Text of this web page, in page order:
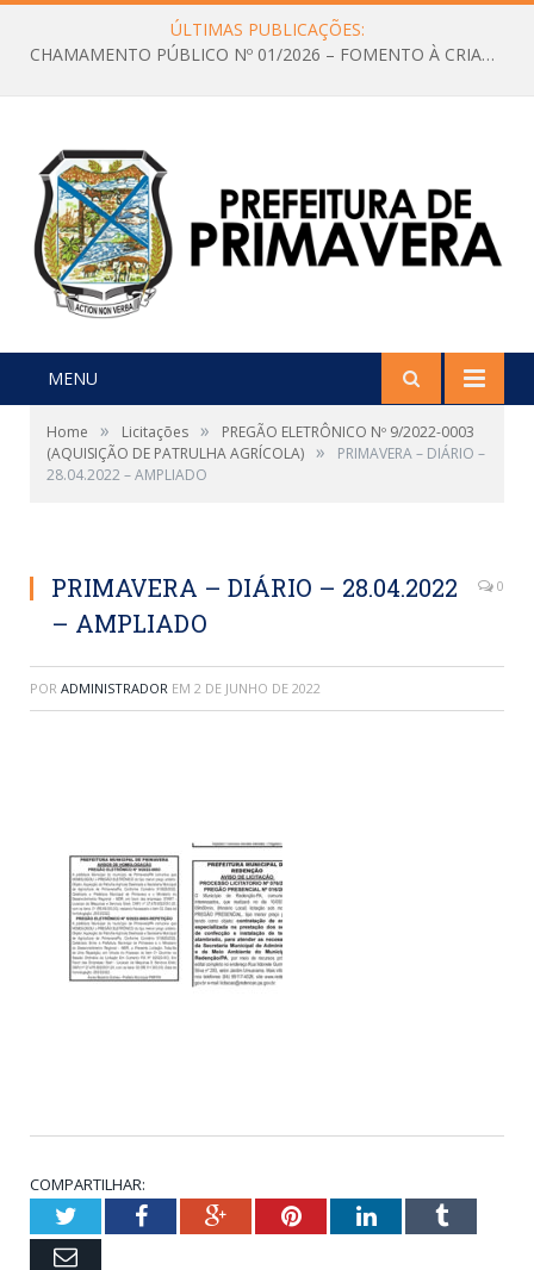
ÚLTIMAS PUBLICAÇÕES:
CHAMAMENTO PÚBLICO Nº 01/2026 – FOMENTO À CRIAÇÃO E A CIRCULAÇÃO DE PRODUÇÕES CULTURAIS – Aldir Blanc
MENU
Home » Licitações »
PREGÃO ELETRÔNICO Nº 9/2022-0003
(AQUISIÇÃO DE PATRULHA AGRÍCOLA) »
PRIMAVERA – DIÁRIO –
28.04.2022 – AMPLIADO
PRIMAVERA – DIÁRIO – 28.04.2022
– AMPLIADO
0
POR ADMINISTRADOR EM 2 DE JUNHO DE 2022
COMPARTILHAR:
TwitterFacebookGoogle+PinterestLinkedInTumblr
Email